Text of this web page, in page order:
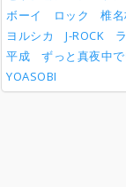
ボーイ
ロック 椎
ヨルシカ
J-ROCK
平成
ずっと真夜中で
YOASOBI